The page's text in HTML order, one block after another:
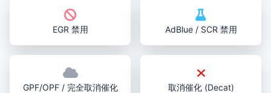
EGR 禁用 AdBlue / SCR 禁用
GPF/OPF / 完全取消催化 取消催化 (Decat)